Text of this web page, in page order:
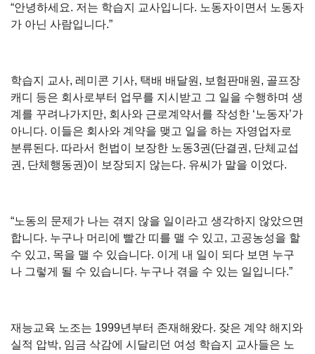
“안녕하세요. 저는 학습지 교사입니다. 노동자이면서 노동자
가 아닌 사람입니다.”
학습지 교사, 레미콘 기사, 택배 배달원, 보험판매원, 골프장
캐디 등은 회사로부터 업무를 지시받고 그 일을 수행하며 생
계를 꾸려나가지만, 회사와 근로계약서를 작성한 ‘노동자’가
아니다. 이들은 회사와 계약을 맺고 일을 하는 자영업자로
분류된다. 따라서 헌법이 보장한 노동3권(단결권, 단체교섭
권, 단체행동권)이 보장되지 않는다. 유씨가 말을 이었다.
“노동의 문제가 나는 겪지 않을 일이라고 생각하지 않았으면
합니다. 누구나 머리에 빨간 띠를 맬 수 있고, 고공농성을 할
수 있고, 목을 맬 수 있습니다. 이게 내 일이 되다 보면 누구
나 그렇게 될 수 있습니다. 누구나 겪을 수 있는 일입니다.”
재능교육 노조는 1999년부터 존재해왔다. 잦은 계약 해지와
실적 압박, 임금 삭감에 시달리던 여성 학습지 교사들은 노